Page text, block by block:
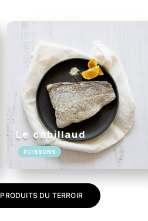
Le cabillaud
POISSONS
DU TERROIR